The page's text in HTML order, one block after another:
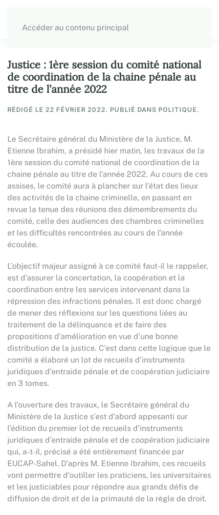
Accéder au contenu principal
Justice : 1ère session du comité national
de coordination de la chaine pénale au
titre de l’année 2022
RÉDIGÉ LE 22 FÉVRIER 2022. PUBLIÉ DANS POLITIQUE.
Le Secrétaire général du Ministère de la Justice, M.
Etienne Ibrahim, a présidé hier matin, les travaux de la
1ère session du comité national de coordination de la
chaine pénale au titre de l’année 2022. Au cours de ces
assises, le comité aura à plancher sur l’état des lieux
des activités de la chaine criminelle, en passant en
revue la tenue des réunions des démembrements du
comité, celle des audiences des chambres criminelles
et les difficultés rencontrées au cours de l’année
écoulée.
L’objectif majeur assigné à ce comité faut-il le rappeler,
est d’assurer la concertation, la coopération et la
coordination entre les services intervenant dans la
répression des infractions pénales. Il est donc chargé
de mener des réflexions sur les questions liées au
traitement de la délinquance et de faire des
propositions d’amélioration en vue d’une bonne
distribution de la justice. C’est dans cette logique que le
comité a élaboré un lot de recueils d’instruments
juridiques d’entraide pénale et de coopération judiciaire
en 3 tomes.
A l’ouverture des travaux, le Secrétaire général du
Ministère de la Justice s’est d’abord appesanti sur
l’édition du premier lot de recueils d’instruments
juridiques d’entraide pénale et de coopération judiciaire
qui, a-t-il, précisé a été entièrement financée par
EUCAP-Sahel. D’après M. Etienne Ibrahim, ces recueils
vont permettre d’outiller les praticiens, les universitaires
et les justiciables pour répondre aux grands défis de
diffusion de droit et de la primauté de la règle de droit.